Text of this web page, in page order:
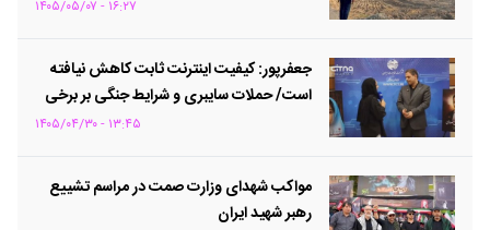
۱۶:۲۷ - ۱۴۰۵/۰۵/۰۷
جعفرپور: کیفیت اینترنت ثابت کاهش نیافته
است/ حملات سایبری و شرایط جنگی بر برخی
۱۳:۴۵ - ۱۴۰۵/۰۴/۳۰
مواکب شهدای وزارت صمت در مراسم تشییع
رهبر شهید ایران